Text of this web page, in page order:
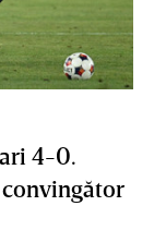
4-0.
convingător